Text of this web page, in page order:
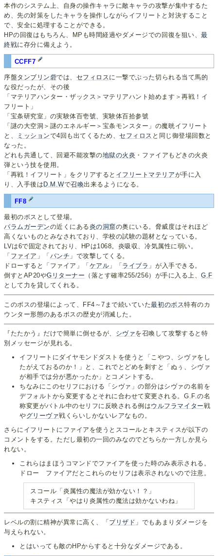
本作のシステム上、自身の操作キャラに敵キャラの攻撃が集中するた
め、先の対策をしたキャラを操作しながらイフリートと対決すること
で、安全に処理することができる。
HPの回復はもちろん、MPも時間経過やダメージでの回復を狙い、最
終戦に存分に備えよう。
CCFF7
序盤タンブリン砦では、 セフィロス に一撃でぶった切られる当て馬的
な役だったが、その後
「マテリアハンター・ザックス＞マテリアハント始めます＞再戦！イ
フリート」
「宝条研究室」の実験体百壱號、実験体百拾参號
「謎の大空洞＞謎のエネルギー＞宝条モンスター」の魔晄イフリート
と、
ミッションで4回も出てくるため、 セフィロス と同じ御登場回数と
なった。
どれも共通して、回避不能攻撃の地獄の火炎 ・ファイアもどきの火炎
弾という技を使用。
「再戦！イフリート」をクリアすると イフリートマテリアが手に入
り、入手後は D.M.Wで召喚出来るようになる。
FF8
最初のボスとして登場。
バラムガーデンの近くにある炎の洞窟の奥にいる。脅威度はそれほど
高くないものとみなされており、学校の試験の題材となっている。
LVは6で固定されており、HPは1068。炎吸収、冷気属性に弱い。
「 ファイア 」「 パンチ 」で攻撃してくる。
ドローすると「ファイア」「 ケアル 」「 ライブラ 」が入手できる。
倒すとAP20やGリターナー （落とす確率255/256）が手に入る上、G.F
として力を貸してくれる。
このボスの登場によって、FF4～7まで続いていた最初のボス特有のカ
ウンター形態のあるボスの歴史が消滅した。
『たたかう』だけで簡単に倒せるが、 シヴァを召喚して攻撃すると特
別メッセージが見れる。
イフリートにダイヤモンドダストを使うと「こやつ、シヴァをし
たがえておるのか！」と、これでとどめを刺すと「ぬぅ、シヴァ
が相手では分が悪かったか」とコメントする。
ちなみにこのセリフにおける「シヴァ」の部分はシヴァの名前を
デフォルトから変更するとそれに合わせて変更される。G.F.の名
称変更がバトル中のセリフに反映される例はウルフラマイター戦
やグリーヴァ戦くらいしかないレアなもの。
さらにイフリートにファイアを使うとスコールとキスティスが以下の
コメントをする。ただし最初の一回のみなのでどちらか一方しか見ら
れない。
これらはまほうコマンドでファイアを使った時のみ表示される。
ドロー ファイアだとこれらのセリフは表示されないので注意。
スコール「炎属性の魔法が効かない！？」
キスティス「やはり炎属性の魔法は効かないわね」
レベルの割に精神が異常に高く、「ブリザド 」でもあまりダメージを
与えられない。
とはいっても敵のHPからすると十分なダメージである。